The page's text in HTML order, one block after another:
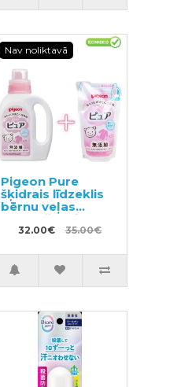
Nav noliktavā
Pigeon Pure
šķidrais līdzeklis
bērnu veļas
mazgāšanai
800ml + pildviela
32.00€ 35.00€